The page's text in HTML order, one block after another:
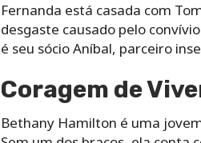
Fernanda está casada com
desgaste causado pelo
é seu sócio Aníbal, parceiro
Coragem de
Bethany Hamilton é uma